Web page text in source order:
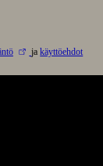
jakäyttöehdot